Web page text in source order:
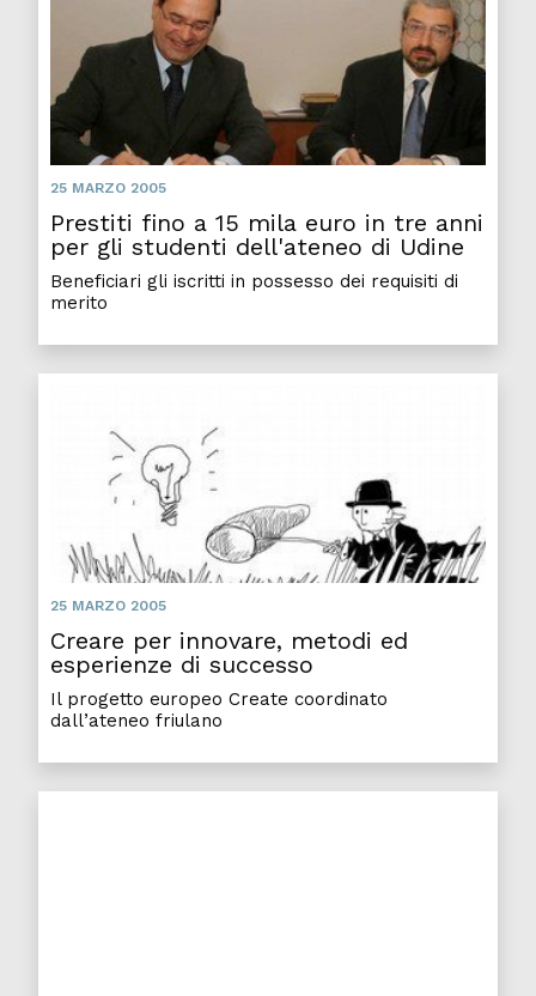
25 MARZO 2005
Prestiti fino a 15 mila euro in tre anni
per gli studenti dell'ateneo di Udine
Beneficiari gli iscritti in possesso dei requisiti di
merito
25 MARZO 2005
Creare per innovare, metodi ed
esperienze di successo
Il progetto europeo Create coordinato
dall’ateneo friulano